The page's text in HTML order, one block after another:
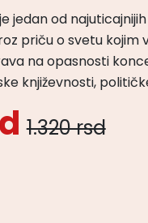
jedan od
priču o svetu kojim
na opasnosti
književnosti,
1.320 rsd